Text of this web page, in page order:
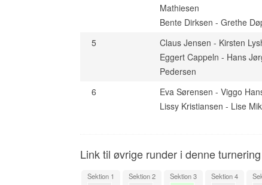
Mathiesen
Bente Dirksen - Grethe
5 Claus Jensen - Kirsten
Eggert Cappeln - Hans
Pedersen
6 Eva Sørensen - Viggo
Lissy Kristiansen - Lise
Link til øvrige runder i denne turnering
Sektion 1 Sektion 2 Sektion 3 Sektion 4